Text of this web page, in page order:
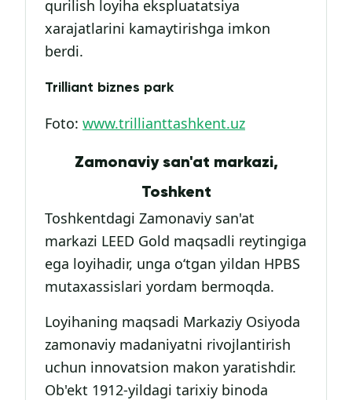
qurilish loyiha ekspluatatsiya
xarajatlarini kamaytirishga imkon
berdi.
Trilliant biznes park
Foto: www.trillianttashkent.uz
Zamonaviy san'at markazi,
Toshkent
Toshkentdagi Zamonaviy san'at
markazi LEED Gold maqsadli reytingiga
ega loyihadir, unga o‘tgan yildan HPBS
mutaxassislari yordam bermoqda.
Loyihaning maqsadi Markaziy Osiyoda
zamonaviy madaniyatni rivojlantirish
uchun innovatsion makon yaratishdir.
Ob'ekt 1912-yildagi tarixiy binoda